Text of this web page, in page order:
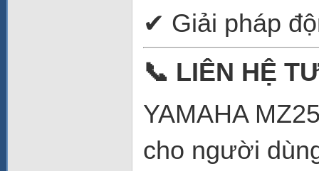
✔ Giải pháp
📞 LIÊN HỆ
YAMAHA
cho người